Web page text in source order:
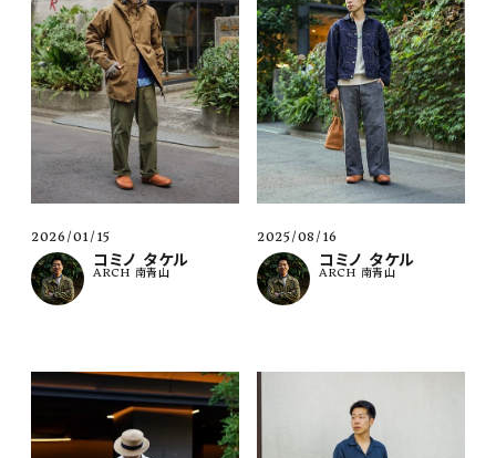
プライバシーポリシー
特定商取引法について
お問い合わせ
OFFICIAL WEB SITE
ACCOUNT MENU
ようこそ ゲスト 様
meeting_room ログイン 会員登録
2026/01/15
コミノ タケル
ARCH 南青山
2025/08/16
コミノ タケル
ARCH 南青山